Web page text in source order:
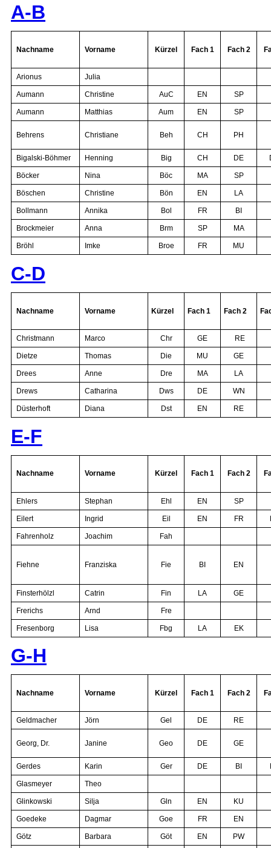
A-B
Nachname Vorname Kürzel Fach 1 Fach 2
Arionus Julia
Aumann Christine AuC EN SP
Aumann Matthias Aum EN SP
Behrens Christiane Beh CH PH
Bigalski-Böhmer Henning Big CH DE
Böcker Nina Böc MA SP
Böschen Christine Bön EN LA
Bollmann Annika Bol FR BI
Brockmeier Anna Brm SP MA
Bröhl Imke Broe FR MU
C-D
Nachname Vorname Kürzel Fach 1 Fach 2
Christmann Marco Chr GE RE
Dietze Thomas Die MU GE
Drees Anne Dre MA LA
Drews Catharina Dws DE WN
Düsterhoft Diana Dst EN RE
E-F
Nachname Vorname Kürzel Fach 1 Fach 2
Ehlers Stephan Ehl EN SP
Eilert Ingrid Eil EN FR
Fahrenholz Joachim Fah
Fiehne Franziska Fie BI EN
Finsterhölzl Catrin Fin LA GE
Frerichs Arnd Fre
Fresenborg Lisa Fbg LA EK
G-H
Nachname Vorname Kürzel Fach 1 Fach 2
Geldmacher Jörn Gel DE RE
Georg, Dr. Janine Geo DE GE
Gerdes Karin Ger DE BI
Glasmeyer Theo
Glinkowski Silja Gln EN KU
Goedeke Dagmar Goe FR EN
Götz Barbara Göt EN PW